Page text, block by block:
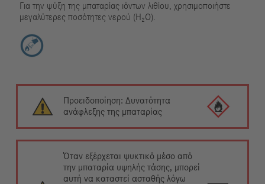
Για την ψύξη της μπαταρίας ιόντων λιθίου, χρησιμοποιήστε
μεγαλύτερες ποσότητες νερού (H₂O).
Προειδοποίηση: Δυνατότητα
ανάφλεξης της μπαταρίας
Όταν εξέρχεται ψυκτικό μέσο από
την μπαταρία υψηλής τάσης, μπορεί
αυτή να καταστεί ασταθής λόγω